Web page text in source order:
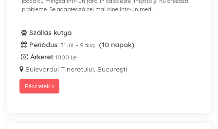
probleme. Se adaptează cel mai bine într-un medi...
Szállás kutya
Periódus: 31 júl. - 9 aug. (10 napok)
Árkeret: 1000 Lei
Bulevardul Tineretului, București
Részletek »